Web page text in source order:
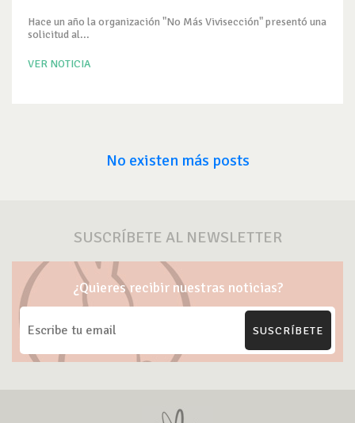
Hace un año la organización "No Más Vivisección" presentó una
solicitud al...
VER NOTICIA
No existen más posts
SUSCRÍBETE AL NEWSLETTER
¿Quieres recibir nuestras noticias?
SUSCRÍBETE